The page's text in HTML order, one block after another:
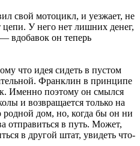
свой мотоцикл, и уезжает, не
У него нет лишних денег,
вдобавок он теперь
что идея сидеть в пустом
Франклин в принципе
Именно поэтому он смылся
и возвращается только на
родной дом, но, когда бы он ни
отправиться в путь. Может,
в другой штат, увидеть что-